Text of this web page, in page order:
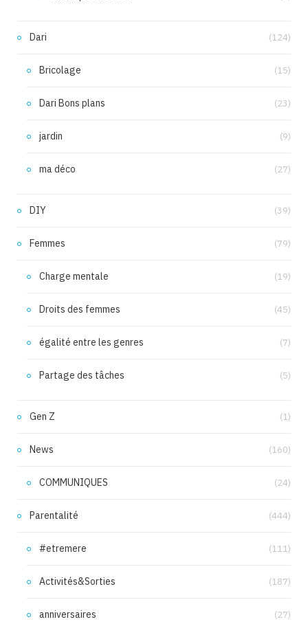
Dari (124)
Bricolage (15)
Dari Bons plans (23)
jardin (9)
ma déco (27)
DIY (39)
Femmes (79)
Charge mentale (19)
Droits des femmes (45)
égalité entre les genres (7)
Partage des tâches (5)
Gen Z (1)
News (160)
COMMUNIQUES (24)
Parentalité (444)
#etremere (111)
Activités&Sorties (187)
anniversaires (27)